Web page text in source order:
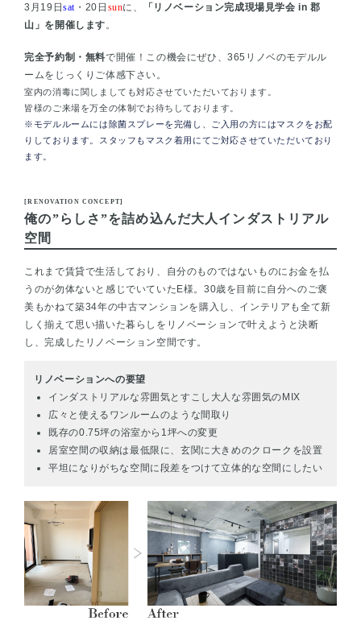
3月19日sat ・20日 sunに、
「リノベーション完成現場見学会 in 郡
山」を開催します。
完全予約制・無料で開催！この機会にぜひ、365リノベのモデルル
ームをじっくりご体感下さい。
室内の消毒に関しましても対応させていただいております。
皆様のご来場を万全の体制でお待ちしております。
※モデルルームには除菌スプレーを完備し、ご入用の方にはマスクをお配
りしております。スタッフもマスク着用にてご対応させていただいており
ます。
[RENOVATION CONCEPT]
俺の”らしさ”を詰め込んだ大人インダストリアル
空間
これまで賃貸で生活しており、自分のものではないものにお金を払
うのが勿体ないと感じでいていたE様。30歳を目前に自分へのご褒
美もかねて築34年の中古マンションを購入し、インテリアも全て新
しく揃えて思い描いた暮らしをリノベーションで叶えようと決断
し、完成したリノベーション空間です。
リノベーションへの要望
インダストリアルな雰囲気とすこし大人な雰囲気のMIX
広々と使えるワンルームのような間取り
既存の0.75坪の浴室から1坪への変更
居室空間の収納は最低限に、玄関に大きめのクロークを設置
平坦になりがちな空間に段差をつけて立体的な空間にしたい